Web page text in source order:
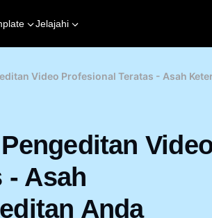
Jelajahi
Video Profesional Teratas - Asah
- Asah
Anda